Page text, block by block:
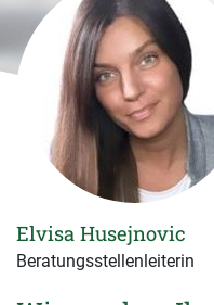
Elvisa Husejnovic
Beratungsstellenleiterin